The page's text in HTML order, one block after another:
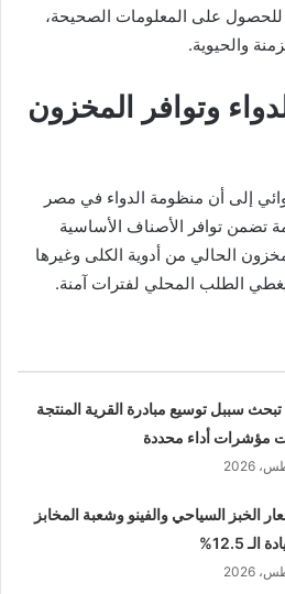
على المعلومات الصحيحة،
والحيوية.
وتوافر المخزون
إلى أن منظومة الدواء في مصر
تضمن توافر الأصناف الأساسية
الحالي من أدوية الكلى وغيرها
الطلب المحلي لفترات آمنة.
سببل توسيع مبادرة القرية المنتجة
مؤشرات أداء محددة
الخبز السياحي والفينو وشعبة المخابز
12.5%